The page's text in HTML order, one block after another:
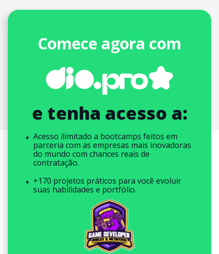
Comece agora com
e tenha acesso a:
Acesso ilimitado a bootcamps feitos em
parceria com as empresas mais inovadoras
do mundo com chances reais de
contratação.
+170 projetos práticos para você evoluir
suas habilidades e portfólio.